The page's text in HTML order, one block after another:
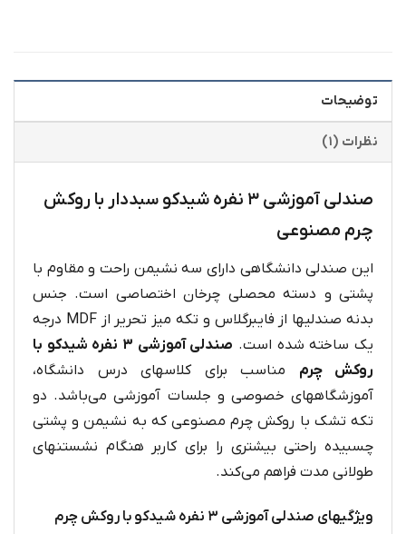
توضیحات
نظرات (۱)
صندلی آموزشی ۳ نفره شیدکو سبددار با روکش
چرم مصنوعی
این صندلی دانشگاهی دارای سه نشیمن راحت و مقاوم با
پشتی و دسته محصلی چرخان اختصاصی است. جنس
بدنه صندلیها از فایبرگلاس و تکه میز تحریر از MDF درجه
یک ساخته شده است.
صندلی آموزشی ۳ نفره شیدکو با
روکش چرم مناسب برای کلاسهای درس دانشگاه،
آموزشگاههای خصوصی و جلسات آموزشی می‌باشد. دو
تکه تشک با روکش چرم مصنوعی که به نشیمن و پشتی
چسبیده راحتی بیشتری را برای کاربر هنگام نشستنهای
طولانی مدت فراهم می‌کند.
ویژگیهای صندلی آموزشی ۳ نفره شیدکو با روکش چرم